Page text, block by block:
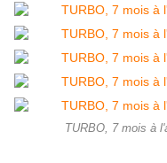
TURBO, 7 mois à